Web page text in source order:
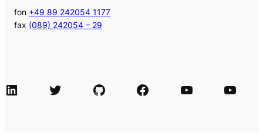
fon +49 89 242054 1177
fax (089) 242054 – 29
LinkedIn Twitter GitHub Facebook Agile Videos Tech-Videos